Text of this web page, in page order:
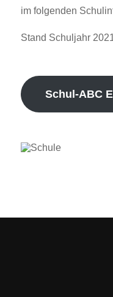
im folgenden
Stand Schuljahr
Schul-ABC